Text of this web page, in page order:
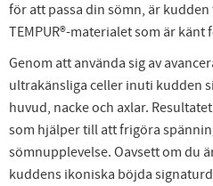
för att passa din sömn, är
TEMPUR®-materialet som är
Genom att använda sig av
ultrakänsliga celler inuti kudden
huvud, nacke och axlar.
som hjälper till att frigöra
sömnupplevelse. Oavsett om du
kuddens ikoniska böjda